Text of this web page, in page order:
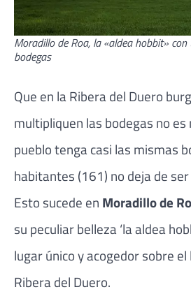
Moradillo de Roa, la «aldea hobbit»
bodegas
Que en la Ribera del Duero
multipliquen las bodegas no
pueblo tenga casi las mismas
habitantes (161) no deja de
Esto sucede en Moradillo de
su peculiar belleza ‘la aldea
lugar único y acogedor sobre
Ribera del Duero.